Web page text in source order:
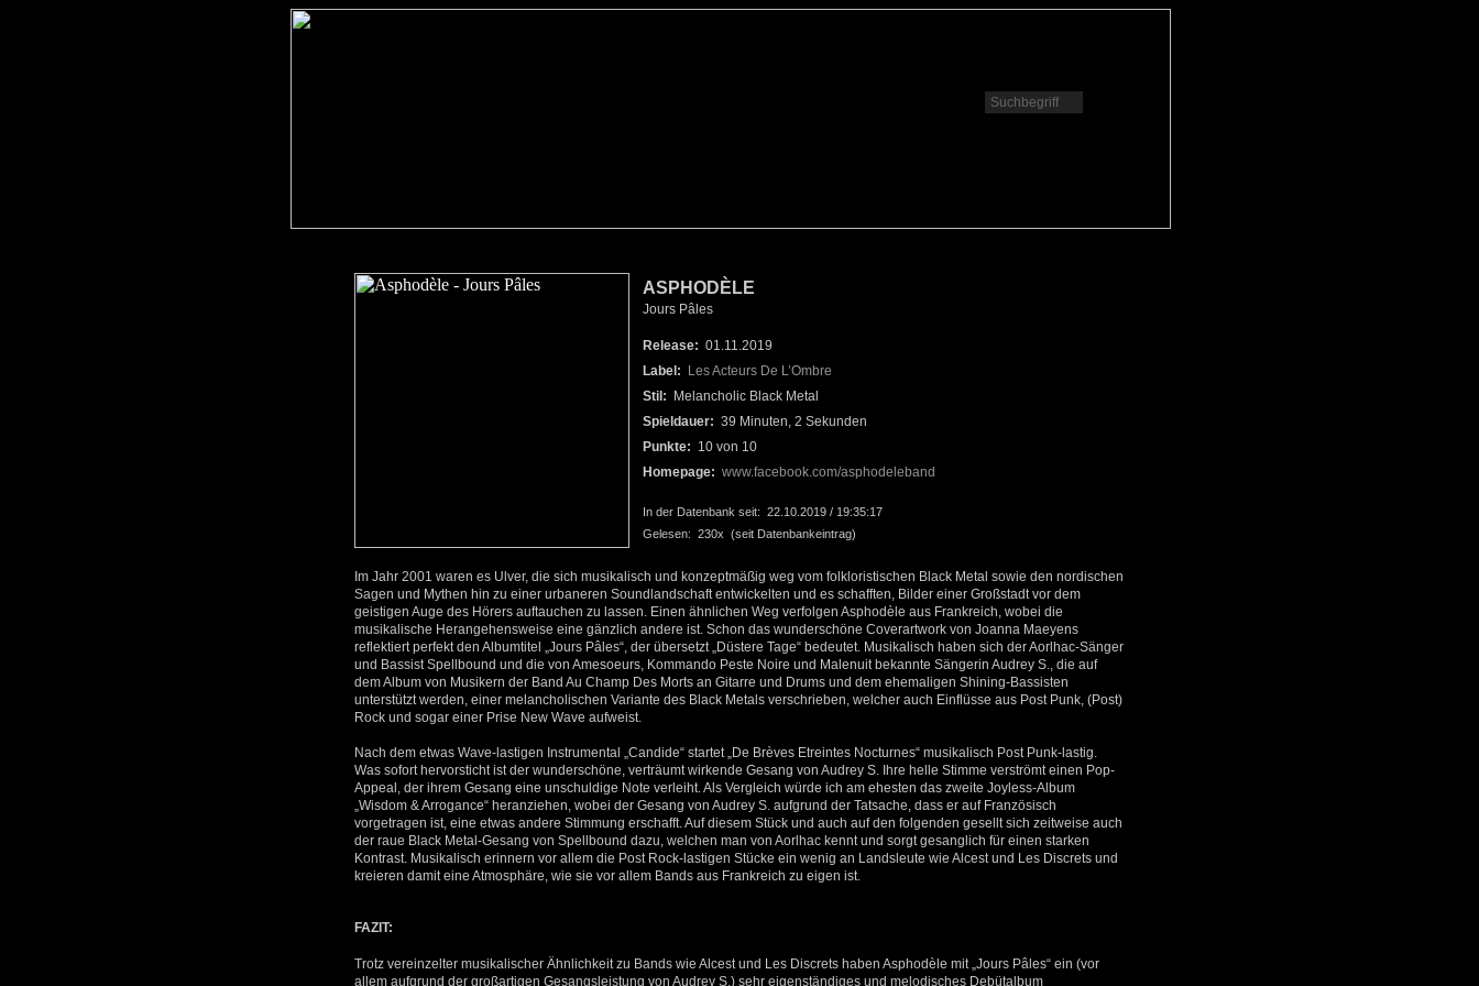
ASPHODÈLE
Jours Pâles
Release: 01.11.2019
Label:
Les Acteurs De L’Ombre
Stil: Melancholic Black Metal
Spieldauer: 39 Minuten, 2 Sekunden
Punkte: 10 von 10
Homepage: www.facebook.com/asphodeleband
In der Datenbank seit: 22.10.2019 / 19:35:17
Gelesen: 230x (seit Datenbankeintrag)
Im Jahr 2001 waren es Ulver, die sich musikalisch und konzeptmäßig weg vom folkloristischen Black Metal sowie den nordischen
Sagen und Mythen hin zu einer urbaneren Soundlandschaft entwickelten und es schafften, Bilder einer Großstadt vor dem
geistigen Auge des Hörers auftauchen zu lassen. Einen ähnlichen Weg verfolgen Asphodèle aus Frankreich, wobei die
musikalische Herangehensweise eine gänzlich andere ist. Schon das wunderschöne Coverartwork von Joanna Maeyens
reflektiert perfekt den Albumtitel „Jours Pâles“, der übersetzt „Düstere Tage“ bedeutet. Musikalisch haben sich der Aorlhac-Sänger
und Bassist Spellbound und die von Amesoeurs, Kommando Peste Noire und Malenuit bekannte Sängerin Audrey S., die auf
dem Album von Musikern der Band Au Champ Des Morts an Gitarre und Drums und dem ehemaligen Shining-Bassisten
unterstützt werden, einer melancholischen Variante des Black Metals verschrieben, welcher auch Einflüsse aus Post Punk, (Post)
Rock und sogar einer Prise New Wave aufweist.
Nach dem etwas Wave-lastigen Instrumental „Candide“ startet „De Brèves Etreintes Nocturnes“ musikalisch Post Punk-lastig.
Was sofort hervorsticht ist der wunderschöne, verträumt wirkende Gesang von Audrey S. Ihre helle Stimme verströmt einen Pop-
Appeal, der ihrem Gesang eine unschuldige Note verleiht. Als Vergleich würde ich am ehesten das zweite Joyless-Album
„Wisdom & Arrogance“ heranziehen, wobei der Gesang von Audrey S. aufgrund der Tatsache, dass er auf Französisch
vorgetragen ist, eine etwas andere Stimmung erschafft. Auf diesem Stück und auch auf den folgenden gesellt sich zeitweise auch
der raue Black Metal-Gesang von Spellbound dazu, welchen man von Aorlhac kennt und sorgt gesanglich für einen starken
Kontrast. Musikalisch erinnern vor allem die Post Rock-lastigen Stücke ein wenig an Landsleute wie Alcest und Les Discrets und
kreieren damit eine Atmosphäre, wie sie vor allem Bands aus Frankreich zu eigen ist.
FAZIT:
Trotz vereinzelter musikalischer Ähnlichkeit zu Bands wie Alcest und Les Discrets haben Asphodèle mit „Jours Pâles“ ein (vor
allem aufgrund der großartigen Gesangsleistung von Audrey S.) sehr eigenständiges und melodisches Debütalbum